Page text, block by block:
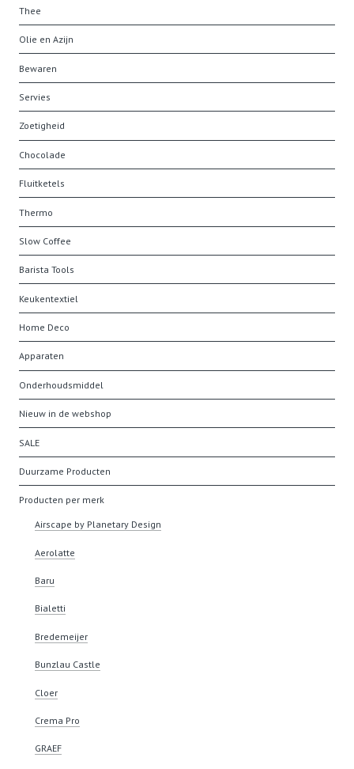
Thee
Olie en Azijn
Bewaren
Servies
Zoetigheid
Chocolade
Fluitketels
Thermo
Slow Coffee
Barista Tools
Keukentextiel
Home Deco
Apparaten
Onderhoudsmiddel
Nieuw in de webshop
SALE
Duurzame Producten
Producten per merk
Airscape by Planetary Design
Aerolatte
Baru
Bialetti
Bredemeijer
Bunzlau Castle
Cloer
Crema Pro
GRAEF